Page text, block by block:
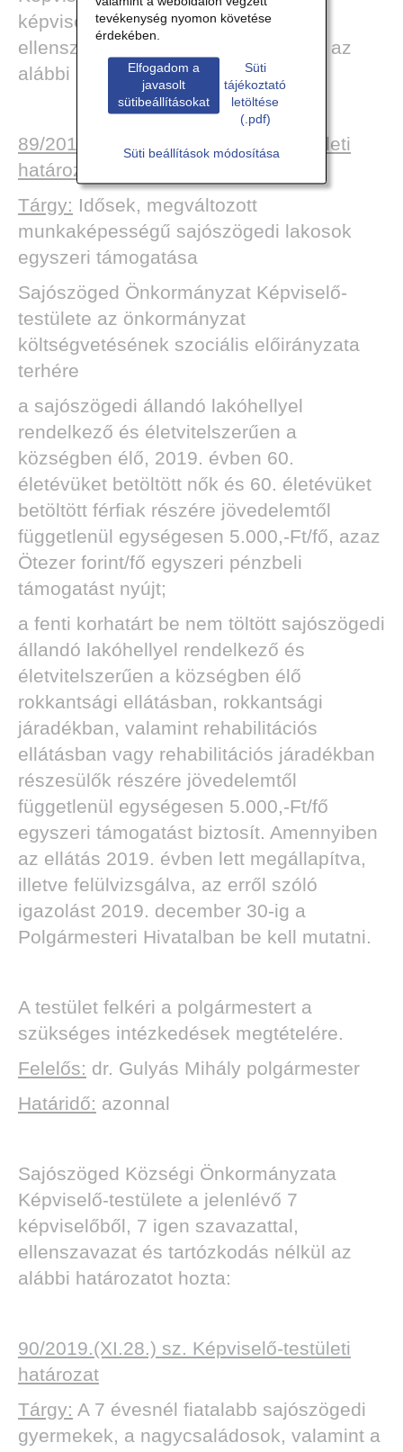
képviselőből, 7 igen szavazattal,
ellenszavazat és tartózkodás nélkül az
alábbi határozatot hozta:
89/2019.(XI.28.) sz. Képviselő-testületi
határozat
Tárgy: Idősek, megváltozott
munkaképességű sajószögedi lakosok
egyszeri támogatása
Sajószöged Önkormányzat Képviselő-
testülete az önkormányzat
költségvetésének szociális előirányzata
terhére
a sajószögedi állandó lakóhellyel
rendelkező és életvitelszerűen a
községben élő, 2019. évben 60.
életévüket betöltött nők és 60. életévüket
betöltött férfiak részére jövedelemtől
függetlenül egységesen 5.000,-Ft/fő, azaz
Ötezer forint/fő egyszeri pénzbeli
támogatást nyújt;
a fenti korhatárt be nem töltött sajószögedi
állandó lakóhellyel rendelkező és
életvitelszerűen a községben élő
rokkantsági ellátásban, rokkantsági
járadékban, valamint rehabilitációs
ellátásban vagy rehabilitációs járadékban
részesülők részére jövedelemtől
függetlenül egységesen 5.000,-Ft/fő
egyszeri támogatást biztosít. Amennyiben
az ellátás 2019. évben lett megállapítva,
illetve felülvizsgálva, az erről szóló
igazolást 2019. december 30-ig a
Polgármesteri Hivatalban be kell mutatni.
A testület felkéri a polgármestert a
szükséges intézkedések megtételére.
Felelős: dr. Gulyás Mihály polgármester
Határidő: azonnal
Sajószöged Községi Önkormányzata
Képviselő-testülete a jelenlévő 7
képviselőből, 7 igen szavazattal,
ellenszavazat és tartózkodás nélkül az
alábbi határozatot hozta:
90/2019.(XI.28.) sz. Képviselő-testületi
határozat
Tárgy: A 7 évesnél fiatalabb sajószögedi
gyermekek, a nagycsaládosok, valamint a
tevékenység nyomon követése
érdekében.
Elfogadom a
javasolt
sütibeállításokat
Süti
tájékoztató
letöltése
(.pdf)
Süti beállítások módosítása